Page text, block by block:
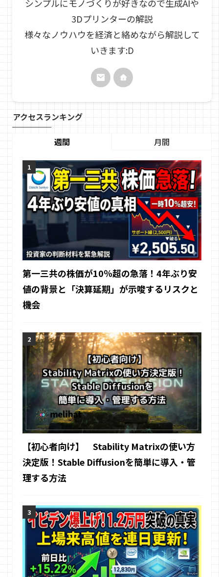
シンプルにモノづくりが好きなので生成AIや
3Dプリンターの解説
様々なノウハウを経済と絡めながら解説して
いきます:D
アクセスランキング
週間 月間
第一三共の株価が10％超の急落！4年ぶり安
値の背景と「決算延期」が示唆するリスクと
機会
【初心者向け】 Stability Matrixの使い方
決定版！Stable Diffusionを簡単に導入・管
理する方法